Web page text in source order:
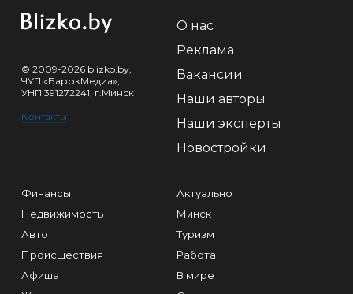
© 2009-2026 blizko.by,
ЧУП «БарокМедиа»,
УНП 391272241, г.Минск
Контакты
О нас
Реклама
Вакансии
Наши авторы
Наши эксперты
Новостройки
Финансы
Недвижимость
Авто
Происшествия
Афиша
Актуально
Минск
Туризм
Работа
В мире